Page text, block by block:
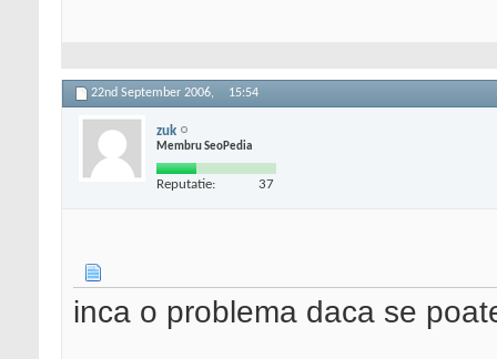
22nd September 2006, 15:54
zuk
Membru SeoPedia
Reputatie: 37
inca o problema daca se